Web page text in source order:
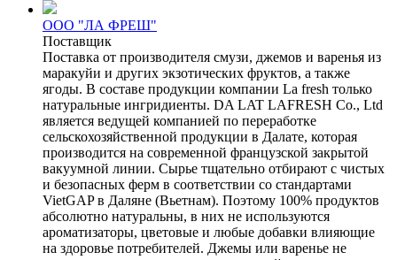
ООО "ЛА ФРЕШ"
Поставщик
Поставка от производителя смузи, джемов и варенья из
маракуйи и других экзотических фруктов, а также
ягоды. В составе продукции компании La fresh только
натуральные ингридиенты. DA LAT LAFRESH Co., Ltd
является ведущей компанией по переработке
сельскохозяйственной продукции в Далате, которая
производится на современной французской закрытой
вакуумной линии. Сырье тщательно отбирают с чистых
и безопасных ферм в соответствии со стандартами
VietGAP в Даляне (Вьетнам). Поэтому 100% продуктов
абсолютно натуральны, в них не используются
ароматизаторы, цветовые и любые добавки влияющие
на здоровье потребителей. Джемы или варенье не